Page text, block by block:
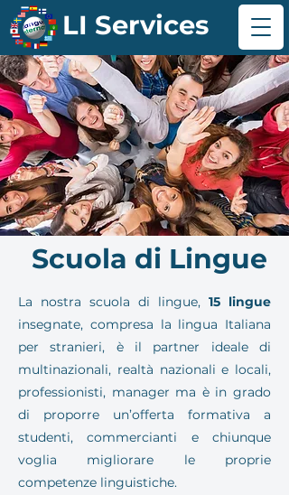
LI Services
Scuola di Lingue
La nostra scuola di lingue, 15 lingue
insegnate, compresa la lingua Italiana
per stranieri, è il partner ideale di
multinazionali, realtà nazionali e locali,
professionisti, manager ma è in grado
di proporre un’offerta formativa a
studenti, commercianti e chiunque
voglia migliorare le proprie
competenze linguistiche.